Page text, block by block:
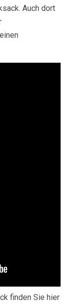
Auch dort
finden Sie hier